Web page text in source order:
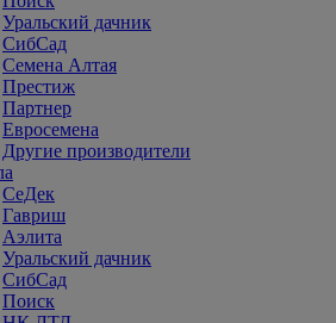
Уральский дачник
СибСад
Семена Алтая
Престиж
Партнер
Евросемена
Другие производители
СеДек
Гавриш
Аэлита
Уральский дачник
СибСад
Поиск